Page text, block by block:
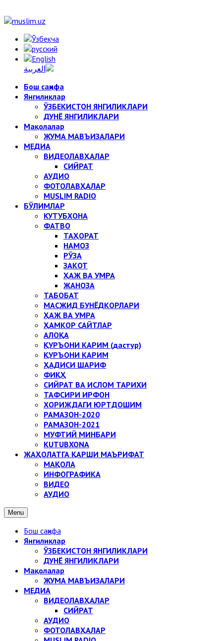
Бош саҳифа
Янгиликлар
ЎЗБЕКИСТОН ЯНГИЛИКЛАРИ
ДУНЁ ЯНГИЛИКЛАРИ
Мақолалар
ЖУМА МАВЪИЗАЛАРИ
МЕДИА
ВИДЕОЛАВҲАЛАР
СИЙРАТ
АУДИО
ФОТОЛАВҲАЛАР
MUSLIM RADIO
БЎЛИМЛАР
КУТУБХОНА
ФАТВО
ТАҲОРАТ
НАМОЗ
РЎЗА
ЗАКОТ
ҲАЖ ВА УМРА
ЖАНОЗА
ТАБОБАТ
МАСЖИД БУНЁДКОРЛАРИ
ҲАЖ ВА УМРА
ҲАМКОР САЙТЛАР
АЛОҚА
ҚУРЪОНИ КАРИМ (дастур)
ҚУРЪОНИ КАРИМ
ҲАДИСИ ШАРИФ
ФИҚҲ
СИЙРАТ ВА ИСЛОМ ТАРИХИ
ТАФСИРИ ИРФОН
ХОРИЖДАГИ ЮРТДОШИМ
РАМАЗОН-2020
РАМАЗОН-2021
МУФТИЙ МИНБАРИ
KUTUBXONA
ЖАҲОЛАТГА ҚАРШИ МАЪРИФАТ
МАҚОЛА
ИНФОГРАФИКА
ВИДЕО
АУДИО
Menu
Бош саҳифа
Янгиликлар
ЎЗБЕКИСТОН ЯНГИЛИКЛАРИ
ДУНЁ ЯНГИЛИКЛАРИ
Мақолалар
ЖУМА МАВЪИЗАЛАРИ
МЕДИА
ВИДЕОЛАВҲАЛАР
СИЙРАТ
АУДИО
ФОТОЛАВҲАЛАР